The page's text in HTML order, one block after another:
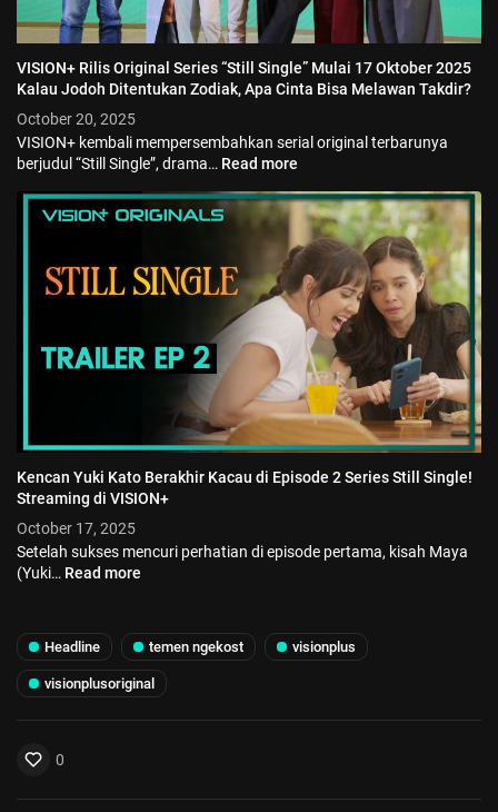
VISION+ Rilis Original Series “Still Single” Mulai 17 Oktober 2025
Kalau Jodoh Ditentukan Zodiak, Apa Cinta Bisa Melawan Takdir?
October 20, 2025
VISION+ kembali mempersembahkan serial original terbarunya
berjudul “Still Single”, drama… Read more
Kencan Yuki Kato Berakhir Kacau di Episode 2 Series Still Single!
Streaming di VISION+
October 17, 2025
Setelah sukses mencuri perhatian di episode pertama, kisah Maya
(Yuki… Read more
Headline temen ngekost visionplus
visionplusoriginal
0